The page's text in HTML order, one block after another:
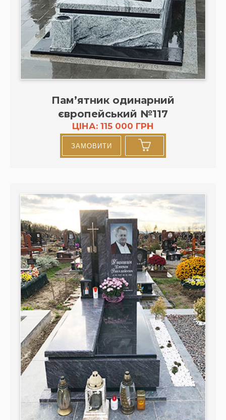
Пам’ятник одинарний
європейський №117
ЦІНА: 115 000 ГРН
ЗАМОВИТИ